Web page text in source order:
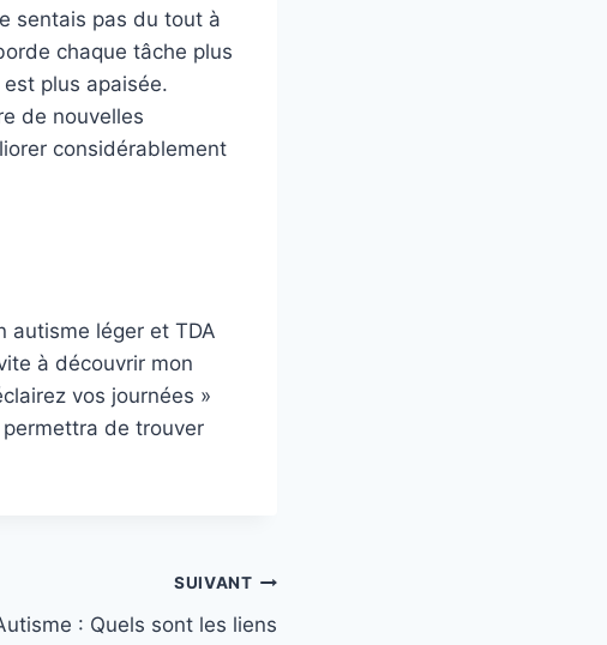
sentais pas du tout à
chaque tâche plus
plus apaisée.
de nouvelles
considérablement
autisme léger et TDA
à découvrir mon
vos journées »
de trouver
SUIVANT
: Quels sont les liens